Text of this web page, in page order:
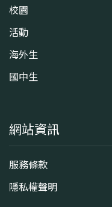
校園
活動
海外生
國中生
網站資訊
服務條款
隱私權聲明